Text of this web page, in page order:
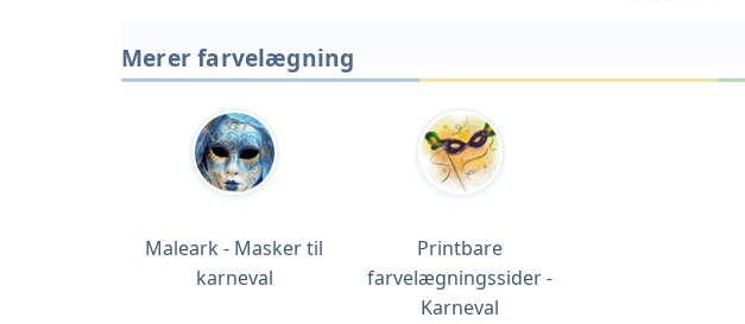
Merer farvelægning
Maleark - Masker til
karneval
Printbare
farvelægningssider -
Karneval